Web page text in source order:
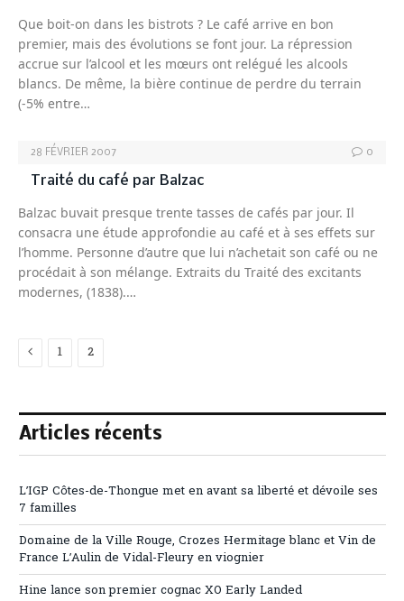
Que boit-on dans les bistrots ? Le café arrive en bon
premier, mais des évolutions se font jour. La répression
accrue sur l’alcool et les mœurs ont relégué les alcools
blancs. De même, la bière continue de perdre du terrain
(-5% entre…
28 FÉVRIER 2007 0
Traité du café par Balzac
Balzac buvait presque trente tasses de cafés par jour. Il
consacra une étude approfondie au café et à ses effets sur
l’homme. Personne d’autre que lui n’achetait son café ou ne
procédait à son mélange. Extraits du Traité des excitants
modernes, (1838).…
Previous
1 2
Articles récents
L’IGP Côtes-de-Thongue met en avant sa liberté et dévoile ses
7 familles
Domaine de la Ville Rouge, Crozes Hermitage blanc et Vin de
France L’Aulin de Vidal-Fleury en viognier
Hine lance son premier cognac XO Early Landed